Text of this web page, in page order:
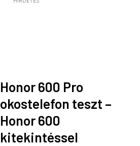
Honor 600 Pro
okostelefon teszt –
Honor 600
kitekintéssel